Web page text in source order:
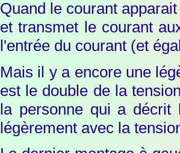
Quand le courant
et transmet le courant
l'entrée du courant (et
Mais il y a encore une
est le double de la
la personne qui a décrit
légèrement avec la